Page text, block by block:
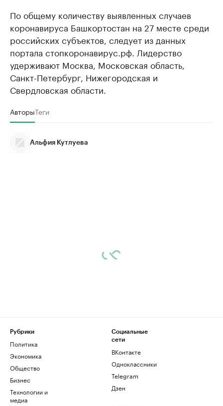
По общему количеству выявленных случаев
коронавируса Башкортостан на 27 месте среди
российских субъектов, следует из данных
портала стопкоронавирус.рф. Лидерство
удерживают Москва, Московская область,
Санкт-Петербург, Нижегородская и
Свердловская области.
АвторыТеги
Альфия Кутлуева
Рубрики
Политика
Экономика
Общество
Бизнес
Технологии и
медиа
Социальные
сети
ВКонтакте
Одноклассники
Telegram
Дзен